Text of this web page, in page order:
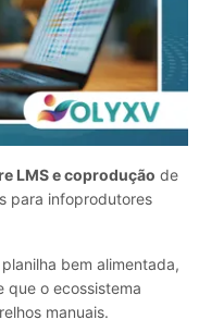
LMS e coprodução de
para infoprodutores
bem alimentada,
que o ecossistema
manuais.